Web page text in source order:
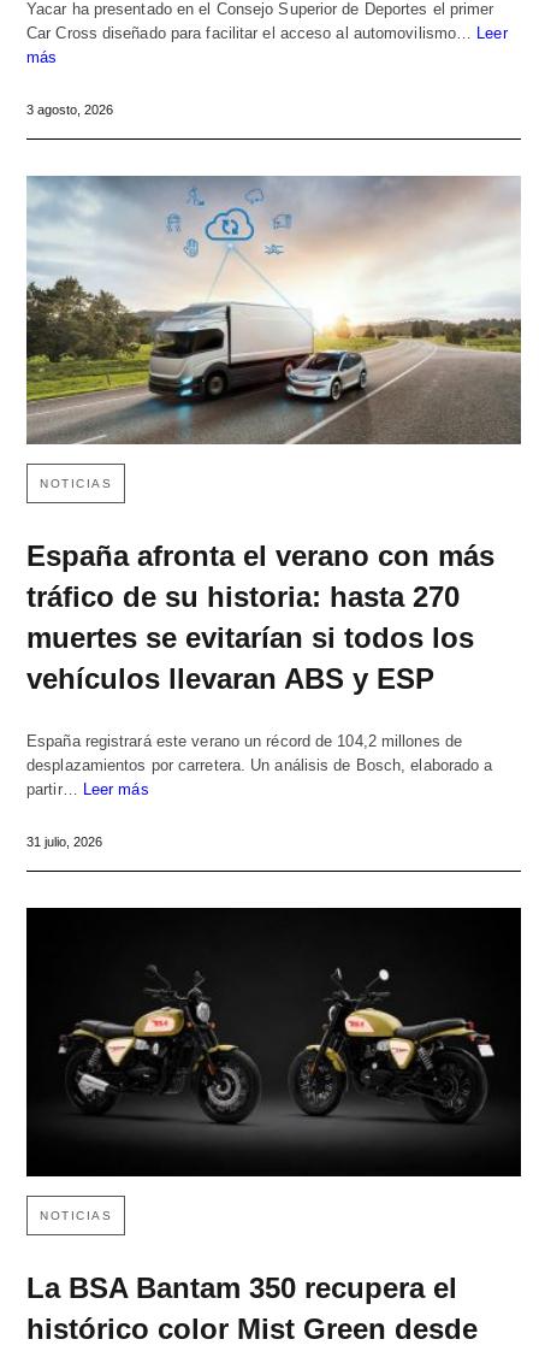
Yacar ha presentado en el Consejo Superior de Deportes el primer
Car Cross diseñado para facilitar el acceso al automovilismo…
Leer
más
3 agosto, 2026
NOTICIAS
España afronta el verano con más
tráfico de su historia: hasta 270
muertes se evitarían si todos los
vehículos llevaran ABS y ESP
España registrará este verano un récord de 104,2 millones de
desplazamientos por carretera. Un análisis de Bosch, elaborado a
partir… Leer más
31 julio, 2026
NOTICIAS
La BSA Bantam 350 recupera el
histórico color Mist Green desde